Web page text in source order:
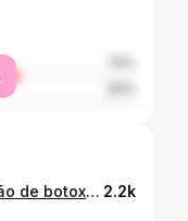
Vem ver como foi minha aplicação de botox 💉: desde a preparação até o sorriso final com os resultados! 💁🏻‍♀️✨ Muito obrigada Dra. Renata por levantar minha autoestima e realizar esse trabalho incrível! 🤩 2.2k